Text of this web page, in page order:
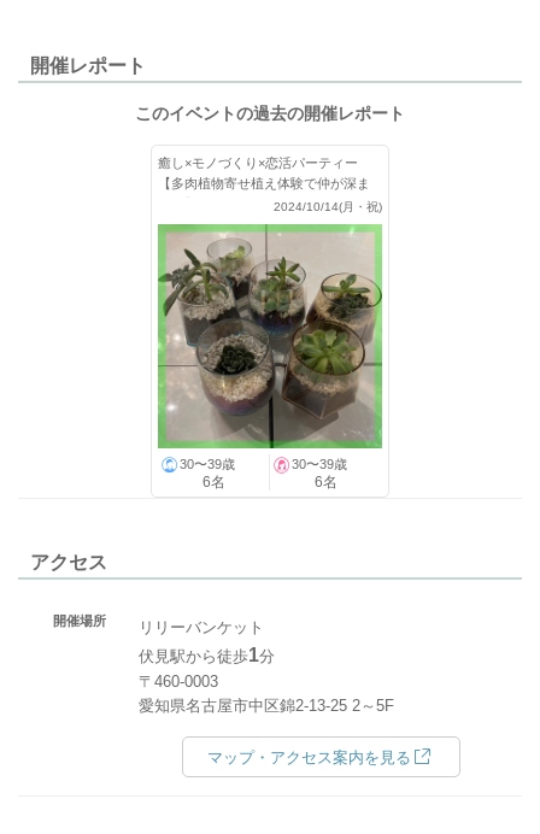
開催レポート
このイベントの過去の開催レポート
癒し×モノづくり×恋活パーティー
【多肉植物寄せ植え体験で仲が深ま
2024/10/14(月・祝)
30〜39歳
6名
30〜39歳
6名
アクセス
開催場所
リリーバンケット
伏見駅から徒歩1分
〒460-0003
愛知県名古屋市中区錦2-13-25 2～5F
マップ・アクセス案内を見る